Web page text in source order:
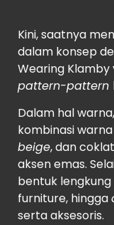
Kini, saatnya
dalam konsep
Wearing
pattern-pattern
Dalam hal
kombinasi warna
beige, dan
aksen emas.
bentuk
furniture, hingga
serta aksesoris.